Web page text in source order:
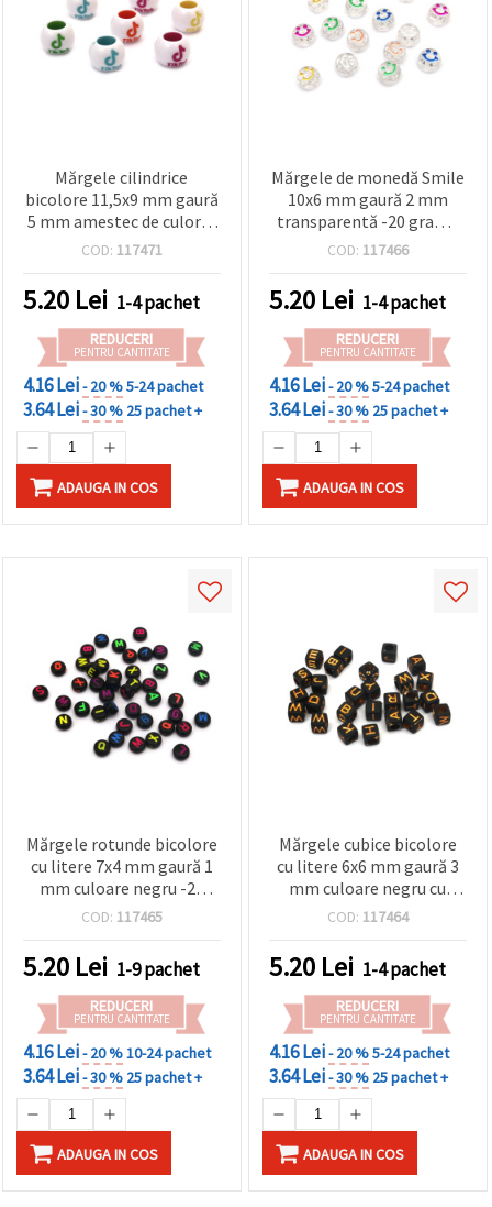
Mărgele cilindrice
bicolore 11,5x9 mm gaură
5 mm amestec de culori -
20 grame ~30 bucăți
COD: 117471
5.20 Lei 1-4 pachet
REDUCERI
PENTRU CANTITATE
4.16 Lei- 20 %5-24 pachet
3.64 Lei- 30 % 25 pachet +
ADAUGA IN COS
Mărgele de monedă Smile
10x6 mm gaură 2 mm
transparentă -20 grame
~60 bucăți
COD: 117466
5.20 Lei 1-4 pachet
REDUCERI
PENTRU CANTITATE
4.16 Lei- 20 %5-24 pachet
3.64 Lei- 30 % 25 pachet +
ADAUGA IN COS
Mărgele rotunde bicolore
cu litere 7x4 mm gaură 1
mm culoare negru -20
grame ~140 bucăți
COD: 117465
5.20 Lei 1-9 pachet
REDUCERI
PENTRU CANTITATE
4.16 Lei- 20 %10-24 pachet
3.64 Lei- 30 % 25 pachet +
ADAUGA IN COS
Mărgele cubice bicolore
cu litere 6x6 mm gaură 3
mm culoare negru cu
auriu -20 grame ~110
COD: 117464
5.20 Lei 1-4 pachet
REDUCERI
PENTRU CANTITATE
4.16 Lei- 20 %5-24 pachet
3.64 Lei- 30 % 25 pachet +
ADAUGA IN COS